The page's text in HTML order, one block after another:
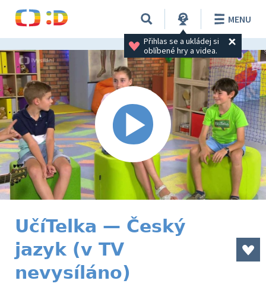
Přihlas se a ukládej si
oblíbené hry a videa.
MENU
UčíTelka — Český
jazyk (v TV
nevysíláno)